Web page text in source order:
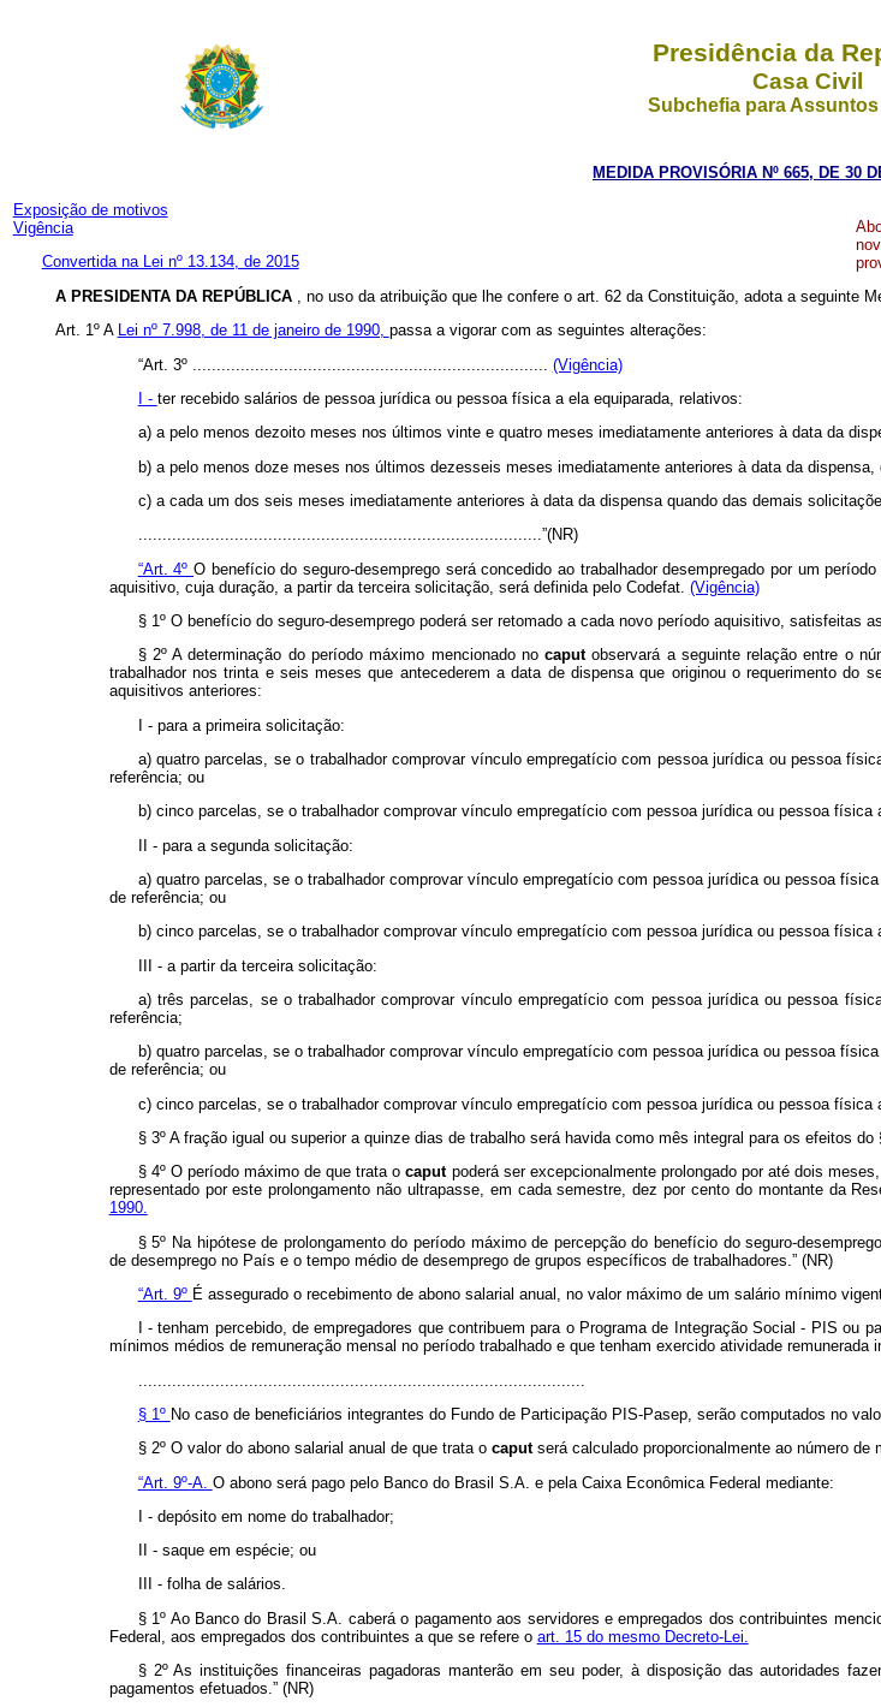
Presidência da
Casa Civil
Subchefia para
MEDIDA PROVISÓRIA Nº 665, DE 30
Exposição de motivos
Vigência
Convertida na Lei nº 13.134, de 2015
A PRESIDENTA DA REPÚBLICA
, no uso da atribuição que lhe confere o art. 62 da Constituição, adota a seguinte
Art. 1º A Lei nº 7.998, de 11 de janeiro de 1990, passa a vigorar com as seguintes alterações:
“Art. 3º
(Vigência)
I - ter recebido salários de pessoa jurídica ou pessoa física a ela equiparada, relativos:
a) a pelo menos dezoito meses nos últimos vinte e quatro meses imediatamente anteriores à data da
b) a pelo menos doze meses nos últimos dezesseis meses imediatamente anteriores à data da
c) a cada um dos seis meses imediatamente anteriores à data da dispensa quando das demais
....................................................................................”(NR)
“Art. 4º O benefício do seguro-desemprego será concedido ao trabalhador desempregado por um
aquisitivo, cuja duração, a partir da terceira solicitação, será definida pelo Codefat. (Vigência)
§ 1º O benefício do seguro-desemprego poderá ser retomado a cada novo período aquisitivo, satisfeitas
§ 2º A determinação do período máximo mencionado nocaputobservará a seguinte relação entre o
trabalhador nos trinta e seis meses que antecederem a data de dispensa que originou o requerimento do
aquisitivos anteriores:
I - para a primeira solicitação:
a) quatro parcelas, se o trabalhador comprovar vínculo empregatício com pessoa jurídica ou pessoa
referência; ou
b) cinco parcelas, se o trabalhador comprovar vínculo empregatício com pessoa jurídica ou pessoa
II - para a segunda solicitação:
a) quatro parcelas, se o trabalhador comprovar vínculo empregatício com pessoa jurídica ou pessoa
de referência; ou
b) cinco parcelas, se o trabalhador comprovar vínculo empregatício com pessoa jurídica ou pessoa
III - a partir da terceira solicitação:
a) três parcelas, se o trabalhador comprovar vínculo empregatício com pessoa jurídica ou pessoa
referência;
b) quatro parcelas, se o trabalhador comprovar vínculo empregatício com pessoa jurídica ou pessoa
de referência; ou
c) cinco parcelas, se o trabalhador comprovar vínculo empregatício com pessoa jurídica ou pessoa
§ 3º A fração igual ou superior a quinze dias de trabalho será havida como mês integral para os efeitos do §
§ 4º O período máximo de que trata ocaput poderá ser excepcionalmente prolongado por até dois
representado por este prolongamento não ultrapasse, em cada semestre, dez por cento do montante da
1990.
§ 5º Na hipótese de prolongamento do período máximo de percepção do benefício do seguro-
de desemprego no País e o tempo médio de desemprego de grupos específicos de trabalhadores.” (NR)
“Art. 9º É assegurado o recebimento de abono salarial anual, no valor máximo de um salário mínimo
I - tenham percebido, de empregadores que contribuem para o Programa de Integração Social - PIS
mínimos médios de remuneração mensal no período trabalhado e que tenham exercido atividade
§ 1º No caso de beneficiários integrantes do Fundo de Participação PIS-Pasep, serão computados no
§ 2º O valor do abono salarial anual de que trata o caput será calculado proporcionalmente ao número de
“Art. 9º-A. O abono será pago pelo Banco do Brasil S.A. e pela Caixa Econômica Federal mediante:
I - depósito em nome do trabalhador;
II - saque em espécie; ou
III - folha de salários.
§ 1º Ao Banco do Brasil S.A. caberá o pagamento aos servidores e empregados dos contribuintes
Federal, aos empregados dos contribuintes a que se refere o art. 15 do mesmo Decreto-Lei.
§ 2º As instituições financeiras pagadoras manterão em seu poder, à disposição das autoridades
pagamentos efetuados.” (NR)